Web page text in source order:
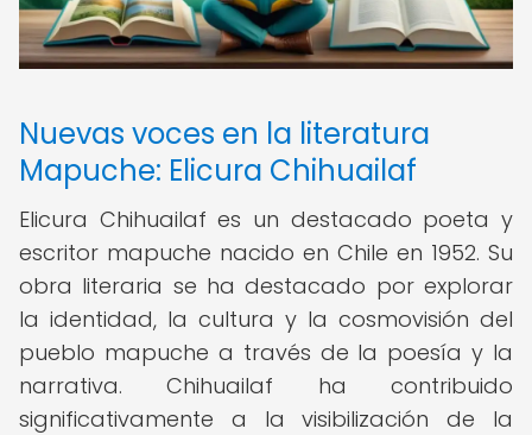
Nuevas voces en la literatura
Mapuche: Elicura Chihuailaf
Elicura Chihuailaf es un destacado poeta y
escritor mapuche nacido en Chile en 1952. Su
obra literaria se ha destacado por explorar
la identidad, la cultura y la cosmovisión del
pueblo mapuche a través de la poesía y la
narrativa. Chihuailaf ha contribuido
significativamente a la visibilización de la